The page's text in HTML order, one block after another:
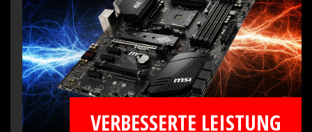
den Sieg im Spiel erringen. Zudem
enthält unser BIOS neueste Optionen,
die es umso einfacher in der
Handhabung machen. Mit umfangreichen
Einstellungen könnt ihr euer System
VERBESSERTE LEISTUNG